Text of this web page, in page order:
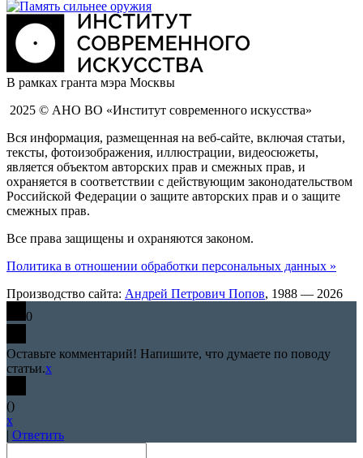
В рамках гранта мэра Москвы
2025 © АНО ВО «Институт современного искусства»
Вся информация, размещенная на веб-сайте, включая статьи,
тексты, фотоизображения, иллюстрации, видеосюжеты,
является объектом авторских прав и смежных прав, и
охраняется в соответствии с действующим законодательством
Российской Федерации о защите авторских прав и о защите
смежных прав.
Все права защищены и охраняются законом.
Политика в отношении обработки персональных данных »
Производство сайта: Андрей Петрович Попов, 1988 — 2026
0
Оставьте комментарий! Напишите, что думаете по поводу
статьи.x
()
x
| Ответить